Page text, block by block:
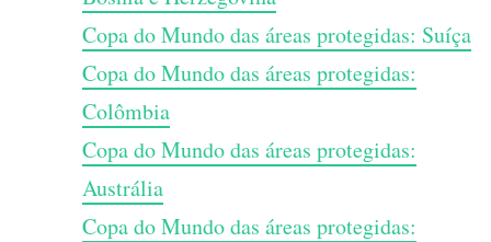
Copa do Mundo das áreas protegidas: Suíça
Copa do Mundo das áreas protegidas:
Colômbia
Copa do Mundo das áreas protegidas:
Austrália
Copa do Mundo das áreas protegidas: